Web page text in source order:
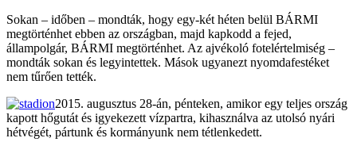
Sokan – időben – mondták, hogy egy-két héten belül BÁRMI
megtörténhet ebben az országban, majd kapkodd a fejed,
állampolgár, BÁRMI megtörténhet. Az ajvékoló fotelértelmiség –
mondták sokan és legyintettek. Mások ugyanezt nyomdafestéket
nem tűrően tették.
2015. augusztus 28-án, pénteken, amikor egy teljes ország
kapott hőgutát és igyekezett vízpartra, kihasználva az utolsó nyári
hétvégét, pártunk és kormányunk nem tétlenkedett.